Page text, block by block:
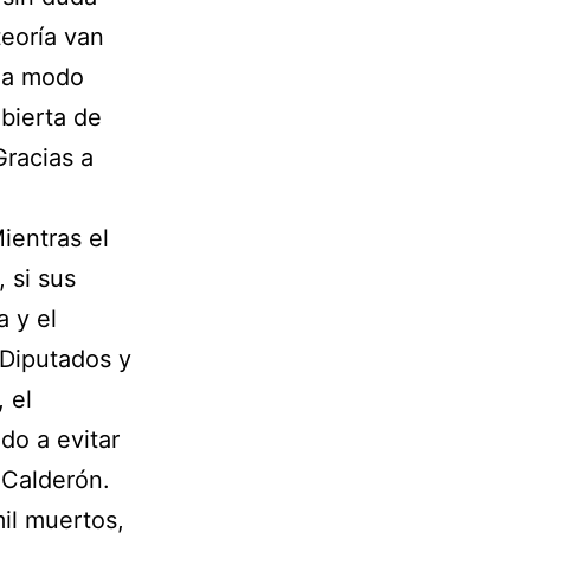
van
modo
de
a
el
si sus
y el
y
el
a evitar
muertos,